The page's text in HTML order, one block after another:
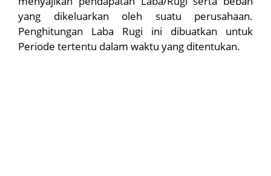
yang dikeluarkan oleh suatu perusahaan.
Penghitungan Laba Rugi ini dibuatkan untuk
Periode tertentu dalam waktu yang ditentukan.